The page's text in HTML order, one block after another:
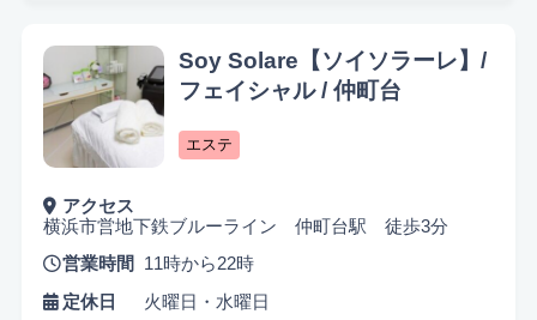
Soy Solare【ソイソラーレ】/
フェイシャル / 仲町台
エステ
アクセス
横浜市営地下鉄ブルーライン 仲町台駅 徒歩3分
営業時間
11時から22時
定休日
火曜日・水曜日